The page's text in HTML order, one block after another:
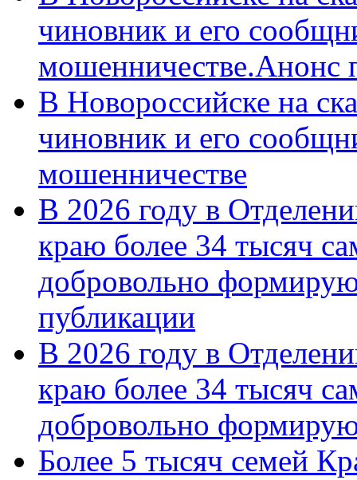
чиновник и его
мошенничестве.Анонс
В Новороссийске на
чиновник и его
мошенничестве
В 2026 году в
краю более 34 тысяч
добровольно
публикации
В 2026 году в
краю более 34 тысяч
добровольно
Более 5 тысяч семей